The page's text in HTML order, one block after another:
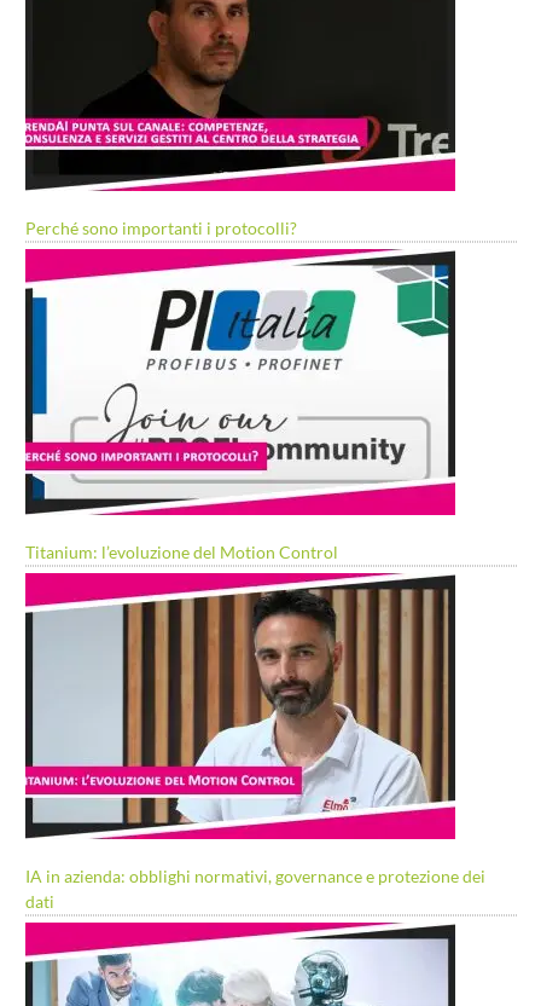
Perché sono importanti i protocolli?
Titanium: l’evoluzione del Motion Control
IA in azienda: obblighi normativi, governance e protezione dei
dati